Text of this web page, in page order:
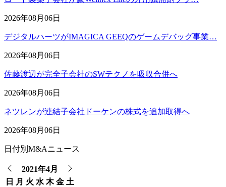
2026年08月06日
デジタルハーツがIMAGICA GEEQのゲームデバッグ事業…
2026年08月06日
佐藤渡辺が完全子会社のSWテクノを吸収合併へ
2026年08月06日
ネツレンが連結子会社ドーケンの株式を追加取得へ
2026年08月06日
日付別M&Aニュース
2021年4月
日
月 火 水 木 金 土